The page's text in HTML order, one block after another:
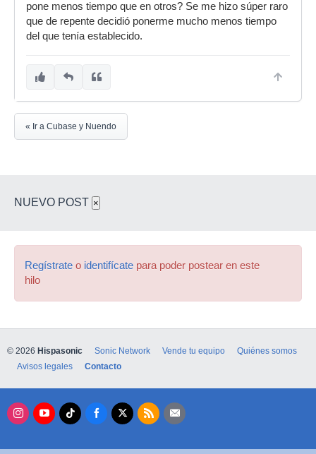
pone menos tiempo que en otros? Se me hizo súper raro
que de repente decidió ponerme mucho menos tiempo
del que tenía establecido.
« Ir a Cubase y Nuendo
NUEVO POST ×
Regístrate o identifícate para poder postear en este
hilo
© 2026 Hispasonic Sonic Network Vende tu equipo
Quiénes somos
Avisos legales
Contacto